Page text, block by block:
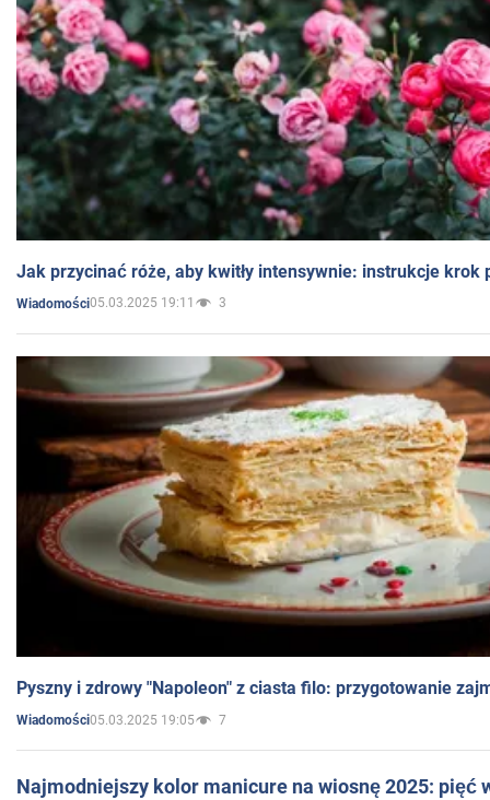
Jak przycinać róże, aby kwitły intensywnie: instrukcje krok
Wiadomości05.03.2025 19:11 3
Pyszny i zdrowy "Napoleon" z ciasta filo: przygotowanie
Wiadomości05.03.2025 19:05 7
Najmodniejszy kolor manicure na wiosnę 2025: pięć